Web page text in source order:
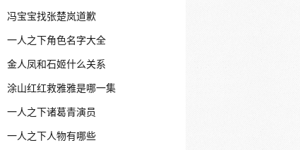
冯宝宝找张楚岚道歉
一人之下角色名字大全
金人凤和石姬什么关系
涂山红红救雅雅是哪一集
一人之下诸葛青演员
一人之下人物有哪些